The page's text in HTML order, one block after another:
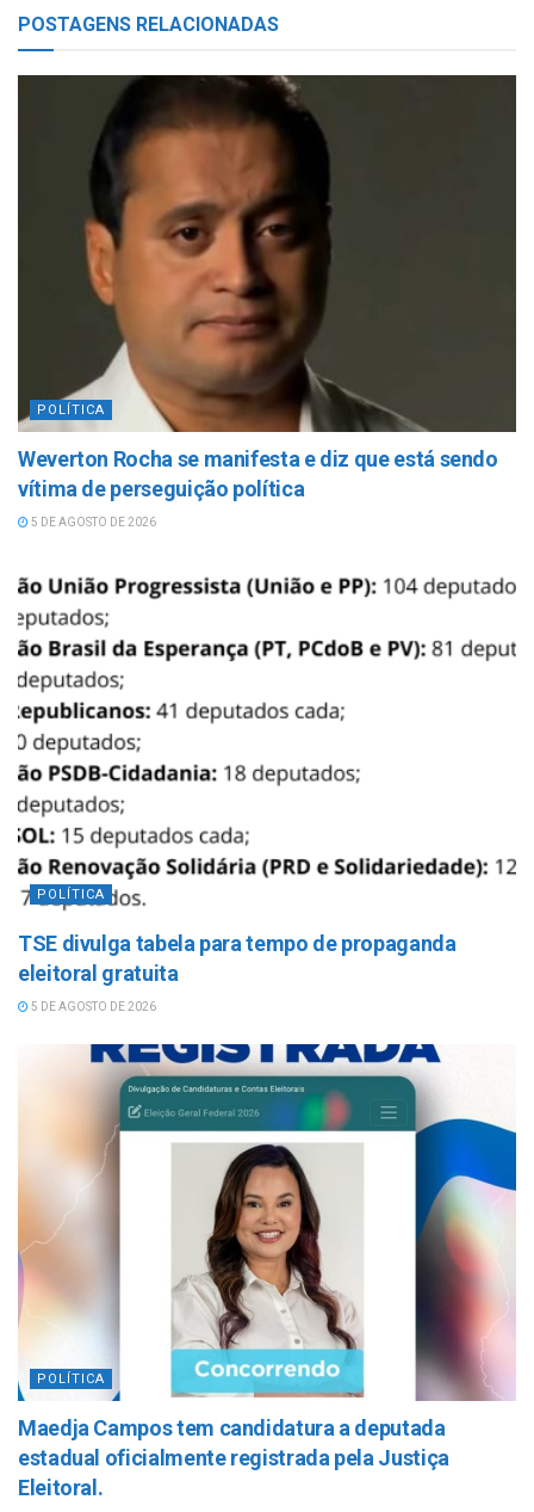
POSTAGENS RELACIONADAS
POLÍTICA
Weverton Rocha se manifesta e diz que está sendo
vítima de perseguição política
5 DE AGOSTO DE 2026
POLÍTICA
TSE divulga tabela para tempo de propaganda
eleitoral gratuita
5 DE AGOSTO DE 2026
POLÍTICA
Maedja Campos tem candidatura a deputada
estadual oficialmente registrada pela Justiça
Eleitoral.